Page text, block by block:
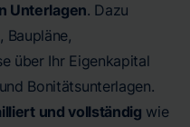
Unterlagen. Dazu
Baupläne,
über Ihr Eigenkapital
Bonitätsunterlagen.
und vollständig wie